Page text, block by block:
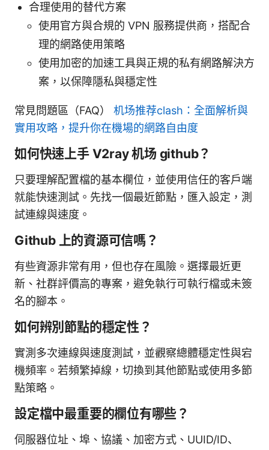
合理使用的替代方案
使用官方與合規的 VPN 服務提供商，搭配合
理的網路使用策略
使用加密的加速工具與正規的私有網路解決方
案，以保障隱私與穩定性
常見問題區（FAQ） 机场推荐clash：全面解析與
實用攻略，提升你在機場的網路自由度
如何快速上手 V2ray 机场 github？
只要理解配置檔的基本欄位，並使用信任的客戶端
就能快速測試。先找一個最近節點，匯入設定，測
試連線與速度。
Github 上的資源可信嗎？
有些資源非常有用，但也存在風險。選擇最近更
新、社群評價高的專案，避免執行可執行檔或未簽
名的腳本。
如何辨別節點的穩定性？
實測多次連線與速度測試，並觀察總體穩定性與宕
機頻率。若頻繁掉線，切換到其他節點或使用多節
點策略。
設定檔中最重要的欄位有哪些？
伺服器位址、埠、協議、加密方式、UUID/ID、